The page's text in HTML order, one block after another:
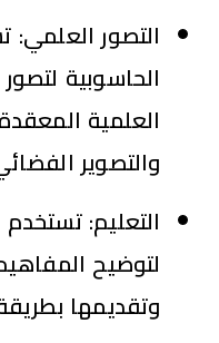
التصور العلمي:
الحاسوبية
العلمية
والتصوير
التعليم:تستخدم
لتوضيح
وتقديمها